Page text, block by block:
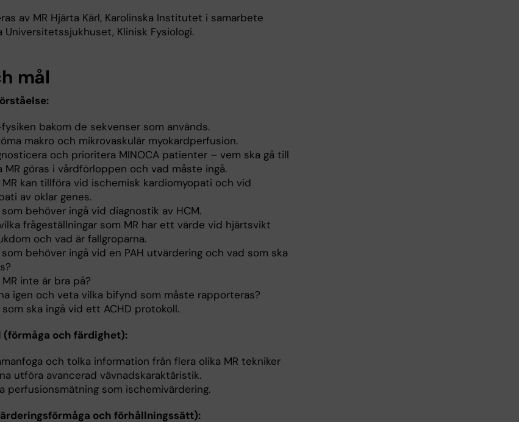
av MR Hjärta Kärl, Karolinska Institutet i samarbete
Universitetssjukhuset, Klinisk Fysiologi.
mål
bakom de sekvenser som används.
makro och mikrovaskulär myokardperfusion.
och prioritera MINOCA patienter – vem ska gå till
MR göras i vårdförloppen och vad måste ingå.
MR kan tillföra vid ischemisk kardiomyopati och vid
av oklar genes.
behöver ingå vid diagnostik av HCM.
frågeställningar som MR har ett värde vid hjärtsvikt
och vad är fallgroparna.
behöver ingå vid en PAH utvärdering och vad som ska
inte är bra på?
igen och veta vilka bifynd som måste rapporteras?
ska ingå vid ett ACHD protokoll.
(förmåga och färdighet):
och tolka information från flera olika MR tekniker
utföra avancerad vävnadskaraktäristik.
perfusionsmätning som ischemivärdering.
och förhållningssätt):